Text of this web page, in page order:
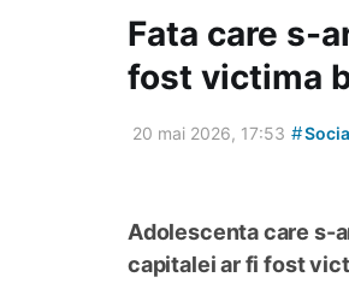
Fata care s-
fost victima
20 mai 2026, 17:53 #
Adolescenta care s-
capitalei ar fi fost